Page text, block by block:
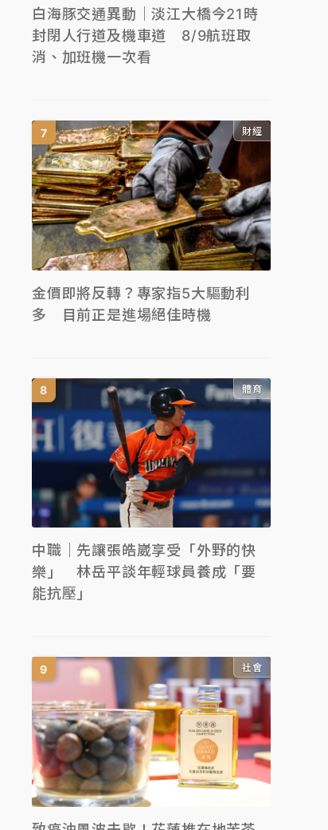
白海豚交通異動｜淡江大橋今21時
封閉人行道及機車道 8/9航班取
消、加班機一次看
財經
金價即將反轉？專家指5大驅動利
多 目前正是進場絕佳時機
體育
中職｜先讓張皓崴享受「外野的快
樂」 林岳平談年輕球員養成「要
能抗壓」
社會